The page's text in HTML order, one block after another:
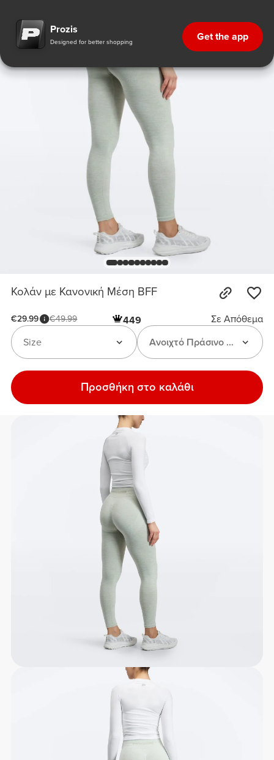
Κολάν με Κανονική Μέση BFF
€29.99 €49.99 449
Σε Απόθεμα
Ανοιχτό Πράσινο Μελανζέ
Size
Προσθήκη στο καλάθι